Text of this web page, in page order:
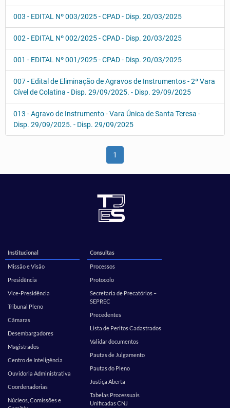
003 - EDITAL Nº 003/2025 - CPAD - Disp. 20/03/2025
002 - EDITAL Nº 002/2025 - CPAD - Disp. 20/03/2025
001 - EDITAL Nº 001/2025 - CPAD - Disp. 20/03/2025
007 - Edital de Eliminação de Agravos de Instrumentos - 2ª Vara
Cível de Colatina - Disp. 29/09/2025. - Disp. 29/09/2025
013 - Agravo de Instrumento - Vara Única de Santa Teresa -
Disp. 29/09/2025. - Disp. 29/09/2025
1
Institucional
Missão e Visão
Presidência
Vice-Presidência
Tribunal Pleno
Câmaras
Desembargadores
Magistrados
Centro de Inteligência
Ouvidoria Administrativa
Coordenadorias
Núcleos, Comissões e
Consultas
Processos
Protocolo
Secretaria de Precatórios –
SEPREC
Precedentes
Lista de Peritos Cadastrados
Validar documentos
Pautas de Julgamento
Pautas do Pleno
Justiça Aberta
Tabelas Processuais
Unificadas CNJ